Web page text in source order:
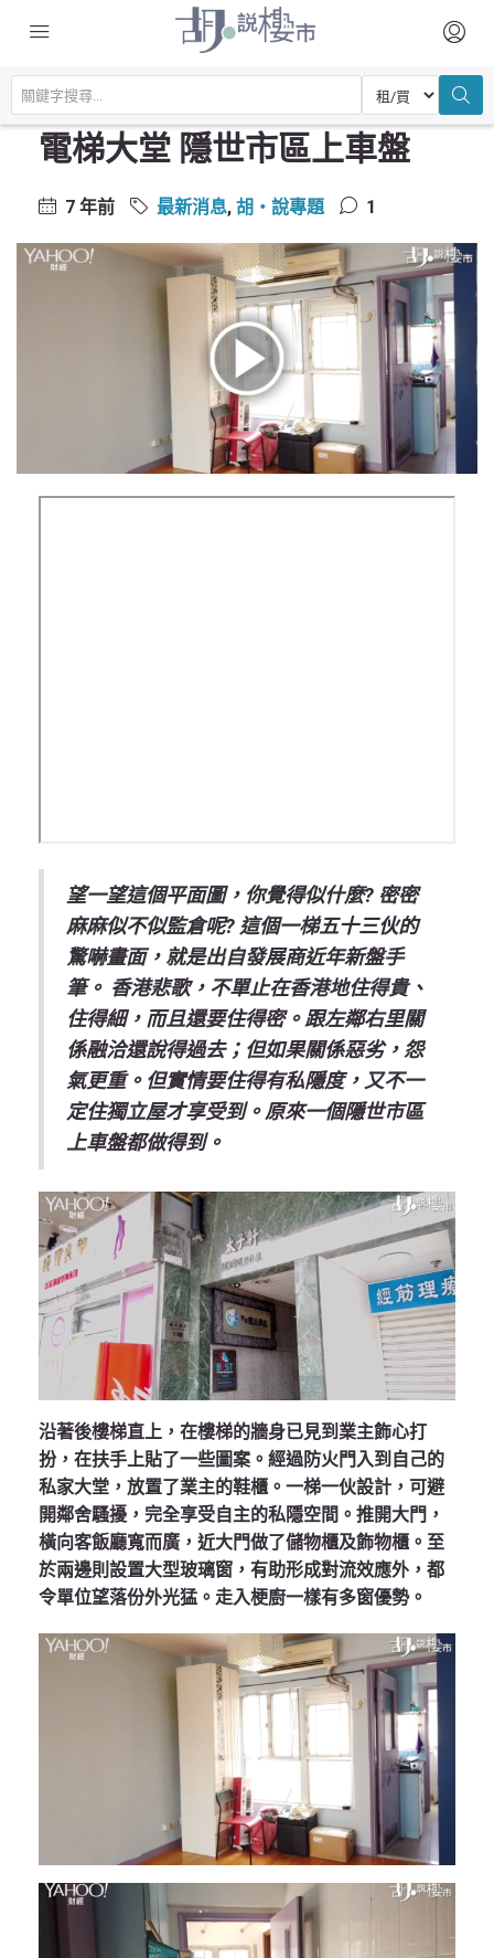
主頁 【上車500萬唔使】有私家電梯大堂 隱世市區上車盤
【上車500萬唔使】有私家
電梯大堂 隱世市區上車盤
7 年前 最新消息, 胡‧說專題 1
望一望這個平面圖，你覺得似什麼? 密密
麻麻似不似監倉呢? 這個一梯五十三伙的
驚嚇畫面，就是出自發展商近年新盤手
筆。 香港悲歌，不單止在香港地住得貴、
住得細，而且還要住得密。跟左鄰右里關
係融洽還說得過去；但如果關係惡劣，怨
氣更重。但實情要住得有私隱度，又不一
定住獨立屋才享受到。原來一個隱世市區
上車盤都做得到。
沿著後樓梯直上，在樓梯的牆身已見到業主飾心打
扮，在扶手上貼了一些圖案。經過防火門入到自己的
私家大堂，放置了業主的鞋櫃。一梯一伙設計，可避
開鄰舍騷擾，完全享受自主的私隱空間。推開大門，
橫向客飯廳寬而廣，近大門做了儲物櫃及飾物櫃。至
於兩邊則設置大型玻璃窗，有助形成對流效應外，都
令單位望落份外光猛。走入梗廚一樣有多窗優勢。